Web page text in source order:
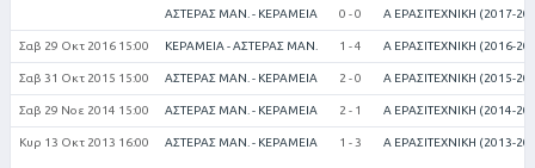
ΑΣΤΕΡΑΣ ΜΑΝ. - ΚΕΡΑΜΕΙΑ 0 - 0 Α ΕΡΑΣΙΤΕΧΝΙΚΗ (2017-
Σαβ 29 Οκτ 2016 15:00 ΚΕΡΑΜΕΙΑ - ΑΣΤΕΡΑΣ ΜΑΝ. 1 - 4 Α ΕΡΑΣΙΤΕΧΝΙΚΗ (2016-
Σαβ 31 Οκτ 2015 15:00 ΑΣΤΕΡΑΣ ΜΑΝ. - ΚΕΡΑΜΕΙΑ 2 - 0 Α ΕΡΑΣΙΤΕΧΝΙΚΗ (2015-
Σαβ 29 Νοε 2014 15:00 ΑΣΤΕΡΑΣ ΜΑΝ. - ΚΕΡΑΜΕΙΑ 2 - 1 Α ΕΡΑΣΙΤΕΧΝΙΚΗ (2014-
Κυρ 13 Οκτ 2013 16:00 ΑΣΤΕΡΑΣ ΜΑΝ. - ΚΕΡΑΜΕΙΑ 1 - 3 Α ΕΡΑΣΙΤΕΧΝΙΚΗ (2013-